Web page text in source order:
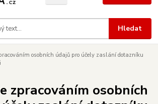
Hledat
osobních údajů pro účely zaslání dotazníku
zpracováním osobních